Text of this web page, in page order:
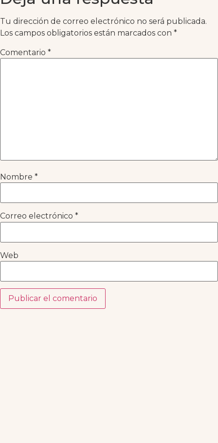
Tu dirección de correo electrónico no será publicada.
Los campos obligatorios están marcados con *
Comentario *
Nombre *
Correo electrónico *
Web